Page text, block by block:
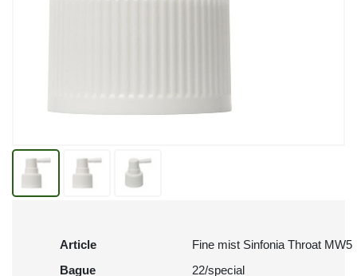
Article
Fine mist Sinfonia Throat MW5
Bague
22/special